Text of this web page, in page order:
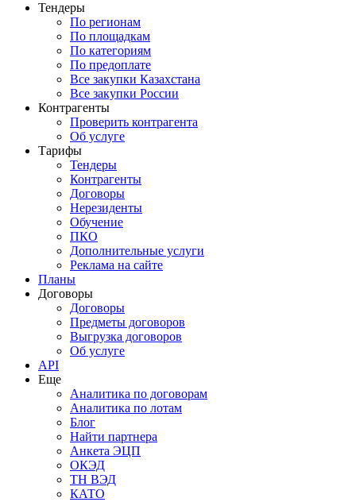
Тендеры
По регионам
По площадкам
По категориям
По предоплате
Все закупки Казахстана
Все закупки России
Контрагенты
Проверить контрагента
Об услуге
Тарифы
Тендеры
Контрагенты
Договоры
Нерезиденты
Обучение
ПКО
Дополнительные услуги
Реклама на сайте
Планы
Договоры
Договоры
Предметы договоров
Выгрузка договоров
Об услуге
API
Еще
Аналитика по договорам
Аналитика по лотам
Блог
Найти партнера
Анкета ЭЦП
ОКЭД
ТН ВЭД
КАТО